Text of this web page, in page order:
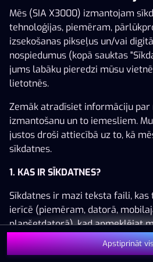
Šai spēlei nav pieejama
pieslēdzies, lai spēlētu
Mēs (SIA X3000) izmantojam
tehnoloģijas, piemēram,
izsekošanas pikseļus un/vai
nospiedumus (kopā sauktas
jums labāku pieredzi mūsu
lietotnēs.
Zemāk atradīsiet informāciju par
izmantošanu un to iemesliem.
justos droši attiecībā uz to, kā
sīkdatnes.
1. KAS IR SĪKDATNES?
Sīkdatnes ir mazi teksta faili,
ierīcē (piemēram, datorā,
planšetdatorā), kad apmeklējat
izvietošana ļauj mums jūs
izmantojat mūsu vietnes, kas
Apstiprināt